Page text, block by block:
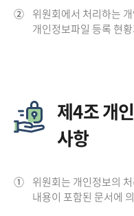
② 위원회에서 처리하는
개인정보파일 등록 현
제4조 개
사항
① 위원회는 개인정보의
내용이 포함된 문서에